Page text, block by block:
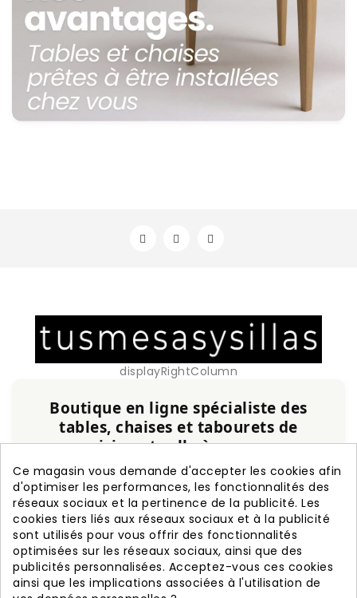
displayRightColumn
Boutique en ligne spécialiste des
tables, chaises et tabourets de
cuisine et salle à manger
Service personnalisé, expérience et qualité
garanties.
+20 ans d'expérience
Fabrication nationale
Garantie de 3 ans
Livraison rapide
Ce magasin vous demande d'accepter les cookies afin
d'optimiser les performances, les fonctionnalités des
réseaux sociaux et la pertinence de la publicité. Les
cookies tiers liés aux réseaux sociaux et à la publicité
sont utilisés pour vous offrir des fonctionnalités
optimisées sur les réseaux sociaux, ainsi que des
publicités personnalisées. Acceptez-vous ces cookies
ainsi que les implications associées à l'utilisation de